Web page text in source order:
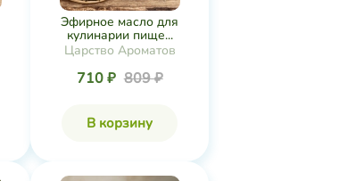
Эфирное масло для
кулинарии пище...
Царство Ароматов
710 ₽ 809 ₽
В корзину